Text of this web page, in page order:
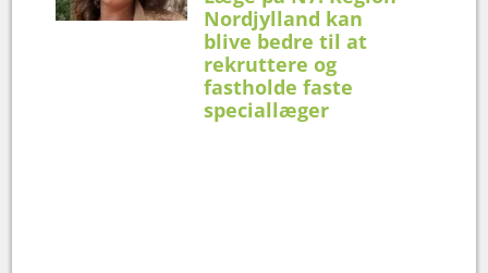
Nordjylland kan
blive bedre til at
rekruttere og
fastholde faste
speciallæger